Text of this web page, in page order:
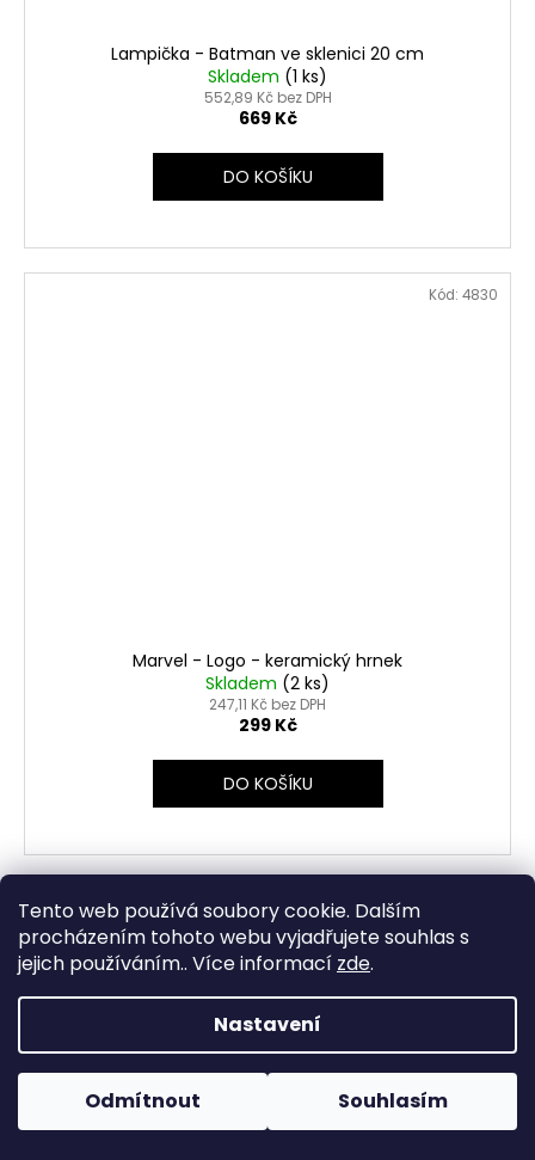
Tento web používá soubory cookie. Dalším
procházením tohoto webu vyjadřujete souhlas s
jejich používáním.. Více informací zde.
Nastavení
Odmítnout Souhlasím
Informace k expedici objednávek během dovolené:
Objednávky přijaté do 1. srpna do 17:00 odešleme ještě před
začátkem dovolené. Objednávky přijaté od 2. do 10. srpna
Lampička - Batman ve sklenici 20 cm
Skladem (1 ks)
552,89 Kč bez DPH
669 Kč
DO KOŠÍKU
Marvel - Logo - keramický hrnek
Skladem (2 ks)
247,11 Kč bez DPH
299 Kč
DO KOŠÍKU
Kód: 4830